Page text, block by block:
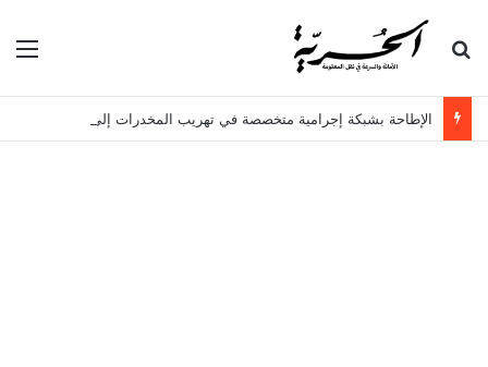
بحث عن
الإطاحة بشبكة إجرامية متخصصة في تهريب المخدرات إلى أوروبا